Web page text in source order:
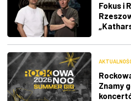
Fokus i
Znamy